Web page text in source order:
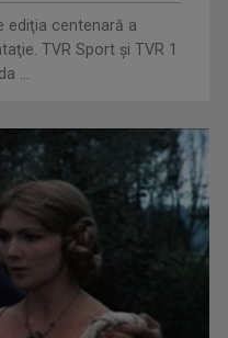
la TVR Cultural:
ediţia centenară a
TVR Sport şi TVR 1
...